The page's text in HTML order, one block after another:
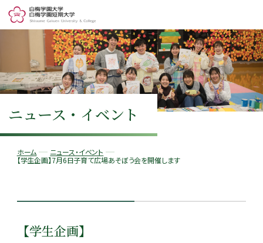
ニュース・イベント
ホーム
ニュース・イベント
【学生企画】7月6日子育て広場あそぼう会を開催します
【学生企画】